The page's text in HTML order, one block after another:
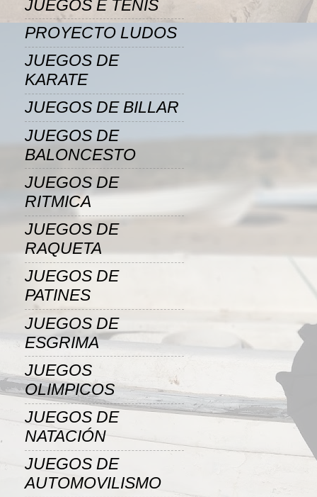
JUEGOS E TENIS
PROYECTO LUDOS
JUEGOS DE
KARATE
JUEGOS DE BILLAR
JUEGOS DE
BALONCESTO
JUEGOS DE
RITMICA
JUEGOS DE
RAQUETA
JUEGOS DE
PATINES
JUEGOS DE
ESGRIMA
JUEGOS
OLIMPICOS
JUEGOS DE
NATACIÓN
JUEGOS DE
AUTOMOVILISMO